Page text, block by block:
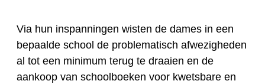
Via hun inspanningen wisten de dames in een
bepaalde school de problematisch afwezigheden
al tot een minimum terug te draaien en de
aankoop van schoolboeken voor kwetsbare en